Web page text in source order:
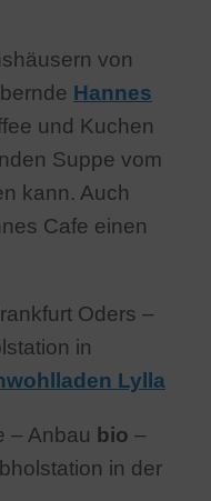
von
Hannes
und Kuchen
Suppe vom
kann. Auch
Cafe einen
Oders –
in
Lylla
– Anbau bio –
in der